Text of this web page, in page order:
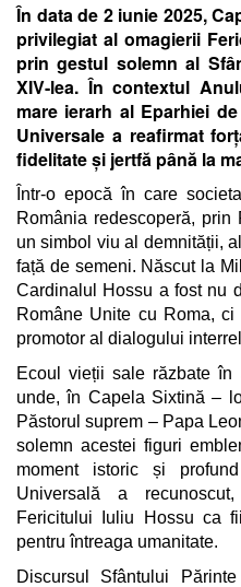
În data de 2 iunie 2025,
privilegiat al omagierii
prin gestul solemn al
XIV-lea. În contextul
mare ierarh al Eparhiei
Universale a reafirmat
fidelitate și jertfă până la
Într-o epocă în care
România redescoperă,
un simbol viu al demnității,
față de semeni. Născut la
Cardinalul Hossu a fost nu
Române Unite cu Roma,
promotor al dialogului
Ecoul vieții sale răzbate
unde, în Capela Sixtină –
Păstorul suprem – Papa
solemn acestei figuri
moment istoric și
Universală a
Fericitului Iuliu Hossu ca
pentru întreaga umanitate.
Discursul Sfântului